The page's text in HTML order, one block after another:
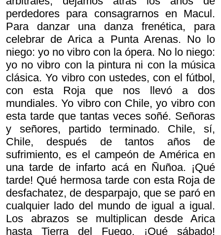
perdedores para consagrarnos en Macul.
Para danzar una danza frenética, para
celebrar de Arica a Punta Arenas. No lo
niego: yo no vibro con la ópera. No lo niego:
yo no vibro con la pintura ni con la música
clásica. Yo vibro con ustedes, con el fútbol,
con esta Roja que nos llevó a dos
mundiales. Yo vibro con Chile, yo vibro con
esta tarde que tantas veces soñé. Señoras
y señores, partido terminado. Chile, sí,
Chile, después de tantos años de
sufrimiento, es el campeón de América en
una tarde de infarto acá en Ñuñoa. ¡Qué
tarde! Qué hermosa tarde con esta Roja de
desfachatez, de desparpajo, que se paró en
cualquier lado del mundo de igual a igual.
Los abrazos se multiplican desde Arica
hasta Tierra del Fuego. ¡Qué sábado!